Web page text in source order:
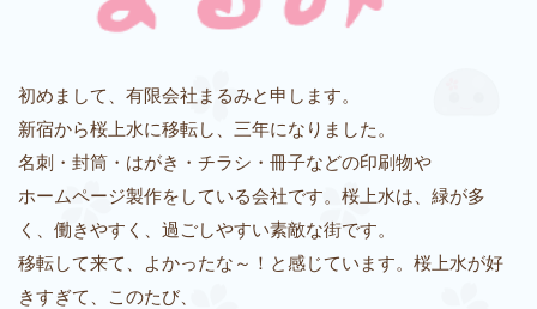
初めまして、有限会社まるみと申します。
新宿から桜上水に移転し、三年になりました。
名刺・封筒・はがき・チラシ・冊子などの印刷物や
ホームページ製作をしている会社です。桜上水は、緑が多
く、働きやすく、過ごしやすい素敵な街です。
移転して来て、よかったな～！と感じています。桜上水が好
きすぎて、このたび、